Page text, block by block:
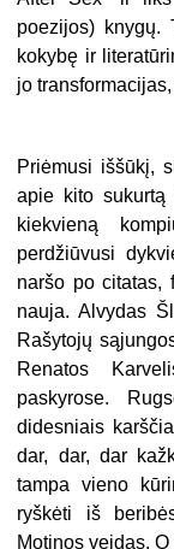
poezijos) knygų.
kokybę ir
jo
Priėmusi iššūkį,
apie kito sukurtą
kiekvieną
perdžiūvusi
naršo po citatas,
nauja. Alvydas
Rašytojų
Renatos
paskyrose.
didesniais
dar, dar, dar
tampa vieno
ryškėti iš
Motinos veidas.